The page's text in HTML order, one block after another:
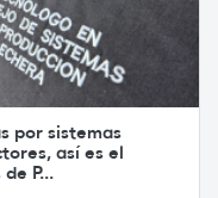
por sistemas
así es el
P...